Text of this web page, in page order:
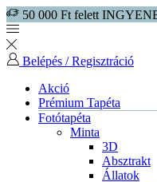
50 000 Ft felett
Belépés / Regisztráció
Akció
Prémium Tapéta
Fotótapéta
Minta
3D
Absztrakt
Állatok